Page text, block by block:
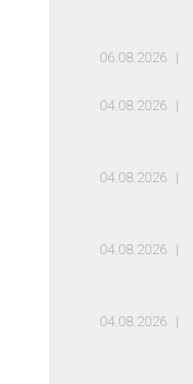
06.08.2026
04.08.2026
04.08.2026
04.08.2026
04.08.2026